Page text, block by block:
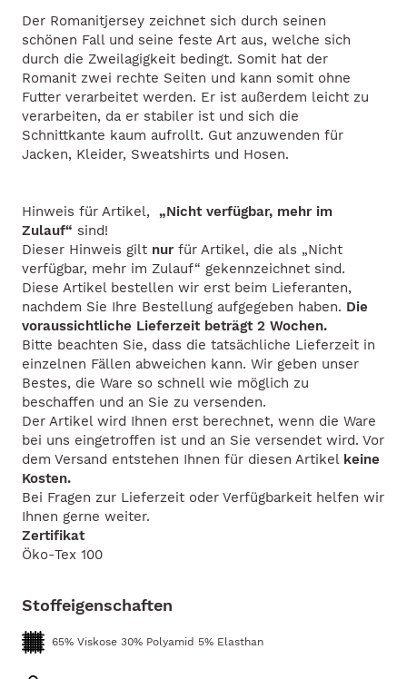
Der Romanitjersey zeichnet sich durch seinen
schönen Fall und seine feste Art aus, welche sich
durch die Zweilagigkeit bedingt. Somit hat der
Romanit zwei rechte Seiten und kann somit ohne
Futter verarbeitet werden. Er ist außerdem leicht zu
verarbeiten, da er stabiler ist und sich die
Schnittkante kaum aufrollt. Gut anzuwenden für
Jacken, Kleider, Sweatshirts und Hosen.
Hinweis für Artikel, „Nicht verfügbar, mehr im
Zulauf“ sind!
Dieser Hinweis gilt nur für Artikel, die als „Nicht
verfügbar, mehr im Zulauf“ gekennzeichnet sind.
Diese Artikel bestellen wir erst beim Lieferanten,
nachdem Sie Ihre Bestellung aufgegeben haben. Die
voraussichtliche Lieferzeit beträgt 2 Wochen.
Bitte beachten Sie, dass die tatsächliche Lieferzeit in
einzelnen Fällen abweichen kann. Wir geben unser
Bestes, die Ware so schnell wie möglich zu
beschaffen und an Sie zu versenden.
Der Artikel wird Ihnen erst berechnet, wenn die Ware
bei uns eingetroffen ist und an Sie versendet wird. Vor
dem Versand entstehen Ihnen für diesen Artikel keine
Kosten.
Bei Fragen zur Lieferzeit oder Verfügbarkeit helfen wir
Ihnen gerne weiter.
Zertifikat
Öko-Tex 100
Stoffeigenschaften
65% Viskose 30% Polyamid 5% Elasthan